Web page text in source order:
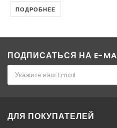
ПОДРОБНЕЕ
ПОДПИСАТЬСЯ НА E-
ДЛЯ ПОКУПАТЕЛЕЙ